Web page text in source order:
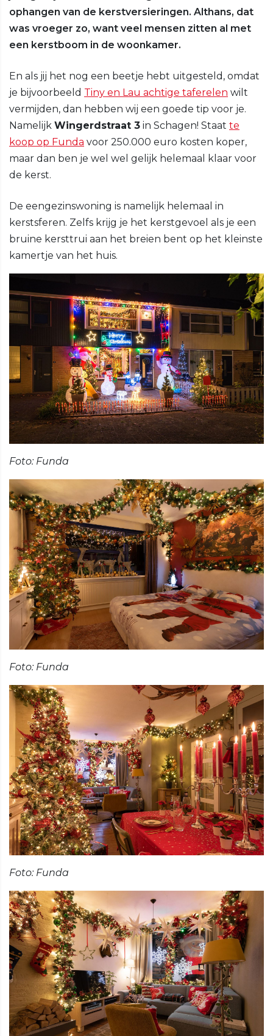
ophangen van de kerstversieringen. Althans, dat
was vroeger zo, want veel mensen zitten al met
een kerstboom in de woonkamer.
En als jij het nog een beetje hebt uitgesteld, omdat
je bijvoorbeeld Tiny en Lau achtige taferelen wilt
vermijden, dan hebben wij een goede tip voor je.
Namelijk Wingerdstraat 3 in Schagen! Staat te
koop op Funda voor 250.000 euro kosten koper,
maar dan ben je wel wel gelijk helemaal klaar voor
de kerst.
De eengezinswoning is namelijk helemaal in
kerstsferen. Zelfs krijg je het kerstgevoel als je een
bruine kersttrui aan het breien bent op het kleinste
kamertje van het huis.
Foto: Funda
Foto: Funda
Foto: Funda